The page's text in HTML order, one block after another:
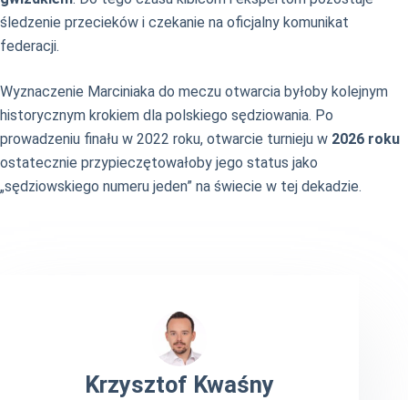
śledzenie przecieków i czekanie na oficjalny komunikat
federacji.
Wyznaczenie Marciniaka do meczu otwarcia byłoby kolejnym
historycznym krokiem dla polskiego sędziowania. Po
prowadzeniu finału w 2022 roku, otwarcie turnieju w 2026 roku
ostatecznie przypieczętowałoby jego status jako
„sędziowskiego numeru jeden” na świecie w tej dekadzie.
Krzysztof Kwaśny